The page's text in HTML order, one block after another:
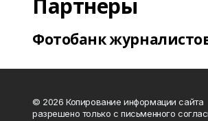
Партнеры
Фотобанк
© 2026 Копирование информации сайта
разрешено только с письменного